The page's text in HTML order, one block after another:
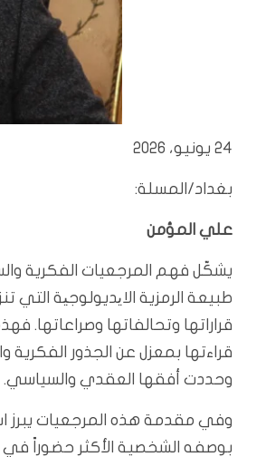
24 يونيو، 2026
بغداد/المسلة:
علي المؤمن
يشكّل فهم المرجعيات الفكرية
قراراتها وتحالفاتها وصراعاتها.
قراءتها بمعزل عن الجذور
وحددت أفقها العقدي والسياسي.
بوصفه الشخصية الأكثر حضوراً في